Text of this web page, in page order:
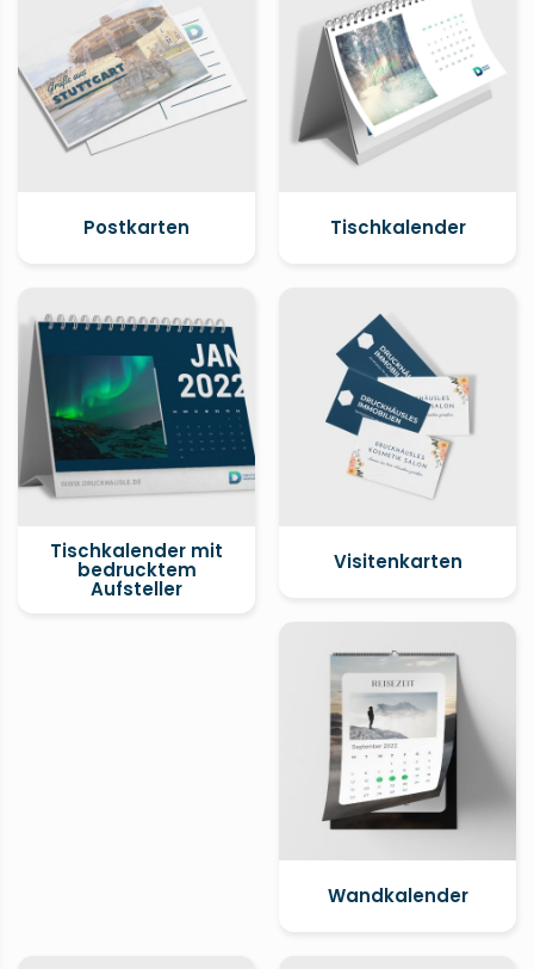
Postkarten Tischkalender
Tischkalender mit
bedrucktem
Aufsteller
Visitenkarten
Wandkalender